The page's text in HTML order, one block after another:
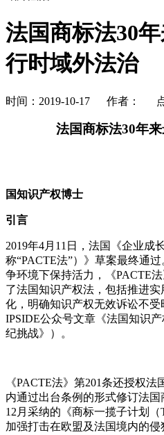
法国商标法30
行时域外法治
时间：2019-10-17 作者： 点
法国商标法30年
作者：
国知识产权博士
引言
2019年4月 11 日，法国 《企业成
称“PACTE法”） 》草案最终通过
争环境下保持活力，《PACTE法
了法国知识产权法，包括推进
化，明确知识产权无效诉讼不
IPSIDE公众号文章《法国知识
纪挑战》）。
《PACTE法》第201条还授权法
内通过出台条例的形式修订法
12 月采纳的《商标一揽子计划（
加强打击在欧盟及法国境内的侵